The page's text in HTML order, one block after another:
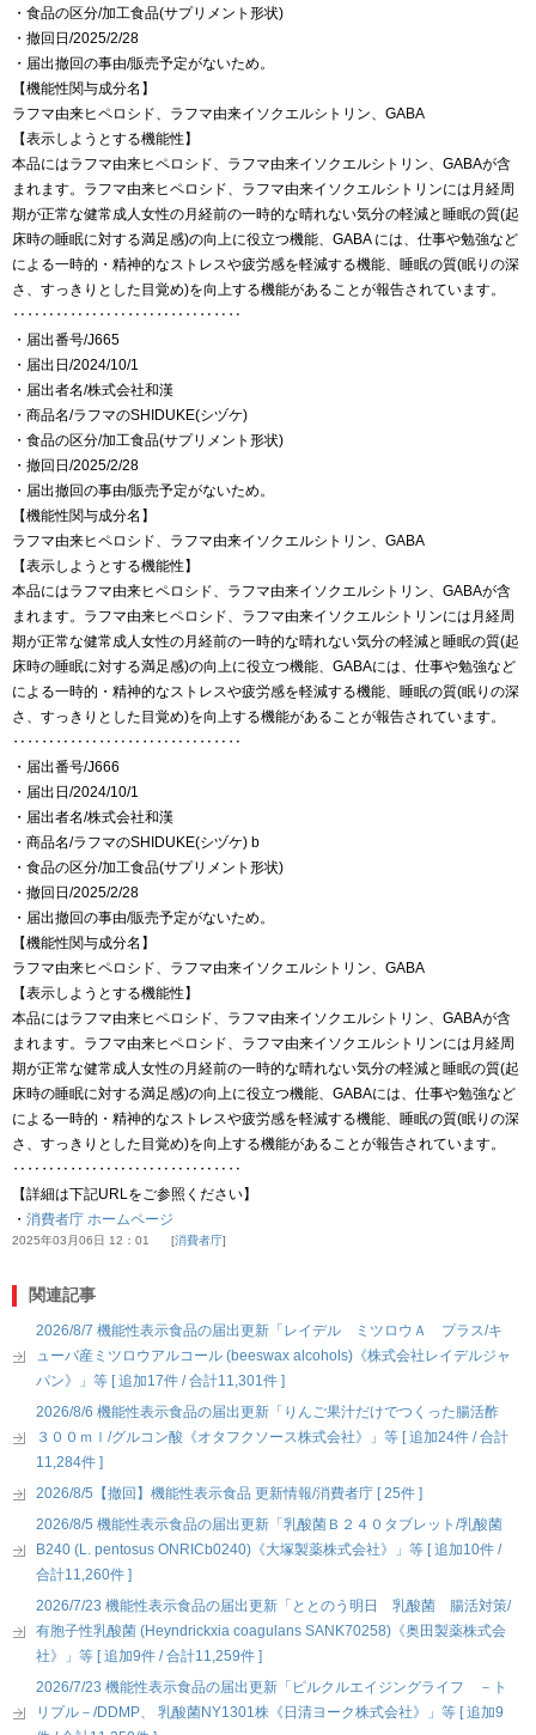
・食品の区分/加工食品(サプリメント形状)
・撤回日/2025/2/28
・届出撤回の事由/販売予定がないため。
【機能性関与成分名】
ラフマ由来ヒペロシド、ラフマ由来イソクエルシトリン、GABA
【表示しようとする機能性】
本品にはラフマ由来ヒペロシド、ラフマ由来イソクエルシトリン、GABAが含
まれます。ラフマ由来ヒペロシド、ラフマ由来イソクエルシトリンには月経周
期が正常な健常成人女性の月経前の一時的な晴れない気分の軽減と睡眠の質(起
床時の睡眠に対する満足感)の向上に役立つ機能、GABA には、仕事や勉強など
による一時的・精神的なストレスや疲労感を軽減する機能、睡眠の質(眠りの深
さ、すっきりとした目覚め)を向上する機能があることが報告されています。
‥‥‥‥‥‥‥‥‥‥‥‥‥‥‥‥
・届出番号/J665
・届出日/2024/10/1
・届出者名/株式会社和漢
・商品名/ラフマのSHIDUKE(シヅケ)
・食品の区分/加工食品(サプリメント形状)
・撤回日/2025/2/28
・届出撤回の事由/販売予定がないため。
【機能性関与成分名】
ラフマ由来ヒペロシド、ラフマ由来イソクエルシトリン、GABA
【表示しようとする機能性】
本品にはラフマ由来ヒペロシド、ラフマ由来イソクエルシトリン、GABAが含
まれます。ラフマ由来ヒペロシド、ラフマ由来イソクエルシトリンには月経周
期が正常な健常成人女性の月経前の一時的な晴れない気分の軽減と睡眠の質(起
床時の睡眠に対する満足感)の向上に役立つ機能、GABAには、仕事や勉強など
による一時的・精神的なストレスや疲労感を軽減する機能、睡眠の質(眠りの深
さ、すっきりとした目覚め)を向上する機能があることが報告されています。
‥‥‥‥‥‥‥‥‥‥‥‥‥‥‥‥
・届出番号/J666
・届出日/2024/10/1
・届出者名/株式会社和漢
・商品名/ラフマのSHIDUKE(シヅケ) b
・食品の区分/加工食品(サプリメント形状)
・撤回日/2025/2/28
・届出撤回の事由/販売予定がないため。
【機能性関与成分名】
ラフマ由来ヒペロシド、ラフマ由来イソクエルシトリン、GABA
【表示しようとする機能性】
本品にはラフマ由来ヒペロシド、ラフマ由来イソクエルシトリン、GABAが含
まれます。ラフマ由来ヒペロシド、ラフマ由来イソクエルシトリンには月経周
期が正常な健常成人女性の月経前の一時的な晴れない気分の軽減と睡眠の質(起
床時の睡眠に対する満足感)の向上に役立つ機能、GABAには、仕事や勉強など
による一時的・精神的なストレスや疲労感を軽減する機能、睡眠の質(眠りの深
さ、すっきりとした目覚め)を向上する機能があることが報告されています。
‥‥‥‥‥‥‥‥‥‥‥‥‥‥‥‥
【詳細は下記URLをご参照ください】
・ 消費者庁 ホームページ
2025年03月06日 12：01 消費者庁
関連記事
2026/8/7 機能性表示食品の届出更新「レイデル ミツロウＡ プラス/キ
ューバ産ミツロウアルコール (beeswax alcohols)《株式会社レイデルジャ
パン》」等 [ 追加17件 / 合計11,301件 ]
2026/8/6 機能性表示食品の届出更新「りんご果汁だけでつくった腸活酢
３００ｍｌ/グルコン酸《オタフクソース株式会社》」等 [ 追加24件 / 合計
11,284件 ]
2026/8/5【撤回】機能性表示食品 更新情報/消費者庁 [ 25件 ]
2026/8/5 機能性表示食品の届出更新「乳酸菌Ｂ２４０タブレット/乳酸菌
B240 (L. pentosus ONRICb0240)《大塚製薬株式会社》」等 [ 追加10件 /
合計11,260件 ]
2026/7/23 機能性表示食品の届出更新「ととのう明日 乳酸菌 腸活対策/
有胞子性乳酸菌 (Heyndrickxia coagulans SANK70258)《奥田製薬株式会
社》」等 [ 追加9件 / 合計11,259件 ]
2026/7/23 機能性表示食品の届出更新「ピルクルエイジングライフ －ト
リプル－/DDMP、 乳酸菌NY1301株《日清ヨーク株式会社》」等 [ 追加9